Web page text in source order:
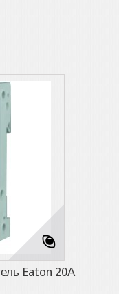
Eaton 20А